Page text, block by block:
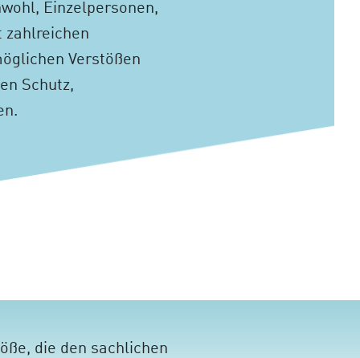
Einzelpersonen,
zahlreichen
Verstößen
Schutz,
die den sachlichen